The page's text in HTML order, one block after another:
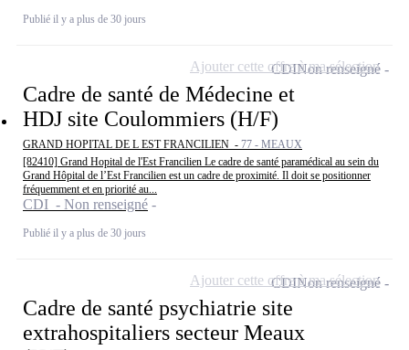
Publié il y a plus de 30 jours
Cadre de santé de Médecine et
HDJ site Coulommiers (H/F)
GRAND HOPITAL DE L EST FRANCILIEN - 77 - MEAUX
[82410] Grand Hopital de l'Est Francilien Le cadre de santé paramédical au sein du
Grand Hôpital de l’Est Francilien est un cadre de proximité. Il doit se positionner
fréquemment et en priorité au...
CDI - Non renseigné
Publié il y a plus de 30 jours
CDINon renseigné
Ajouter cette offre à ma sélection
Cadre de santé psychiatrie site
extrahospitaliers secteur Meaux
CDINon renseigné
Ajouter cette offre à ma sélection